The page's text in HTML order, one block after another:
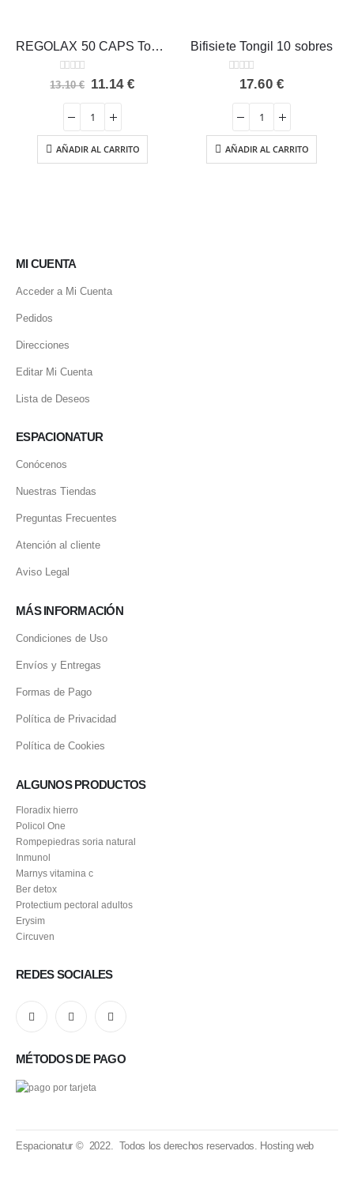
REGOLAX 50 CAPS Tongil
El
13.10 €.
11.14€El
es:
11.14 €.
AÑADIR AL CARRITO
Bifisiete Tongil 10 sobres
AÑADIR AL CARRITO
MI CUENTA
Acceder a Mi Cuenta
Pedidos
Direcciones
Editar Mi Cuenta
Lista de Deseos
ESPACIONATUR
Conócenos
Nuestras Tiendas
Preguntas Frecuentes
Atención al cliente
Aviso Legal
MÁS INFORMACIÓN
Condiciones de Uso
Envíos y Entregas
Formas de Pago
Política de Privacidad
Política de Cookies
ALGUNOS PRODUCTOS
Floradix hierro
Policol One
Rompepiedras soria natural
Inmunol
Marnys vitamina c
Ber detox
Protectium pectoral adultos
Erysim
Circuven
REDES SOCIALES
MÉTODOS DE PAGO
Espacionatur © 2022. Todos los derechos reservados. Hosting web